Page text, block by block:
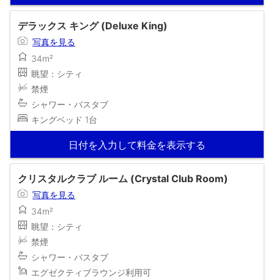
デラックス キング (Deluxe King)
写真を見る
34m²
眺望：シティ
禁煙
シャワー・バスタブ
キングベッド 1台
日付を入力して料金を表示する
クリスタルクラブ ルーム (Crystal Club Room)
写真を見る
34m²
眺望：シティ
禁煙
シャワー・バスタブ
エグゼクティブラウンジ利用可